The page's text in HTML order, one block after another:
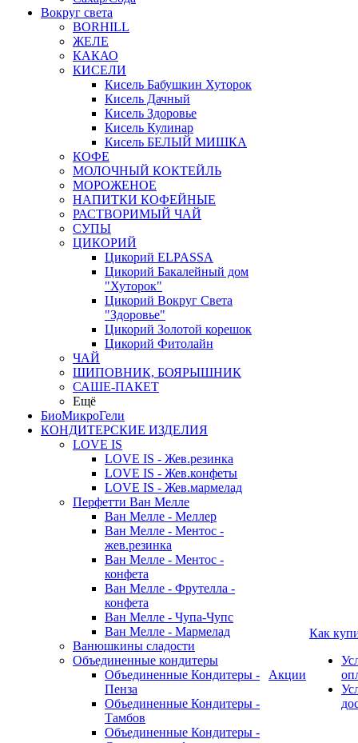
Вокруг света
BORHILL
ЖЕЛЕ
КАКАО
КИСЕЛИ
Кисель Бабушкин Хуторок
Кисель Дачный
Кисель Здоровье
Кисель Кулинар
Кисель БЕЛЫЙ МИШКА
КОФЕ
МОЛОЧНЫЙ КОКТЕЙЛЬ
МОРОЖЕНОЕ
НАПИТКИ КОФЕЙНЫЕ
РАСТВОРИМЫЙ ЧАЙ
СУПЫ
ЦИКОРИЙ
Цикорий ELPASSA
Цикорий Бакалейный дом
"Хуторок"
Цикорий Вокруг Света
"Здоровье"
Цикорий Золотой корешок
Цикорий Фитолайн
ЧАЙ
ШИПОВНИК, БОЯРЫШНИК
САШЕ-ПАКЕТ
Ещё
БиоМикроГели
КОНДИТЕРСКИЕ ИЗДЕЛИЯ
LOVE IS
LOVE IS - Жев.резинка
LOVE IS - Жев.конфеты
LOVE IS - Жев.мармелад
Перфетти Ван Мелле
Ван Мелле - Меллер
Ван Мелле - Ментос -
жев.резинка
Ван Мелле - Ментос -
конфета
Ван Мелле - Фрутелла -
конфета
Ван Мелле - Чупа-Чупс
Ван Мелле - Мармелад
Ванюшкины сладости
Объединенные кондитеры
Объединенные Кондитеры -
Пенза
Объединенные Кондитеры -
Тамбов
Объединенные Кондитеры -
Акции
Как